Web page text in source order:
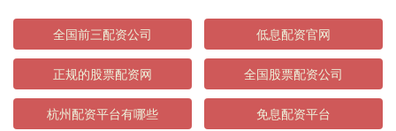
全国前三配资公司 低息配资官网
正规的股票配资网 全国股票配资公司
杭州配资平台有哪些 免息配资平台